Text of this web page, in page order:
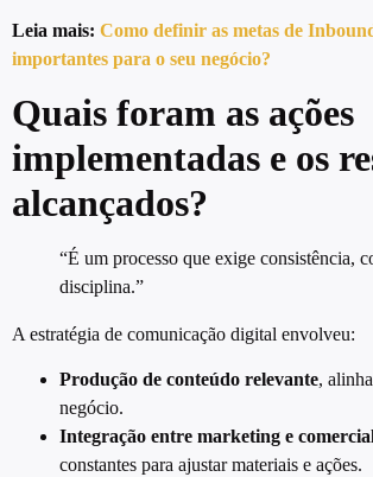
Leia mais: Como definir as metas de
importantes para o seu negócio?
Quais foram as ações
implementadas e os
alcançados?
“É um processo que exige consistência,
disciplina.”
A estratégia de comunicação digital envolveu:
Produção de conteúdo relevante,
negócio.
Integração entre marketing e
constantes para ajustar materiais e ações.